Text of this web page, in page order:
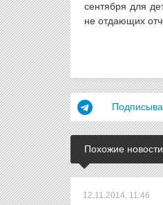
сентября для
не отдающих
Похожие
12.11.2014, 11:46